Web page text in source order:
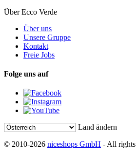
Über Ecco Verde
Über uns
Unsere Gruppe
Kontakt
Freie Jobs
Folge uns auf
Land ändern
© 2010-2026 niceshops GmbH - All rights